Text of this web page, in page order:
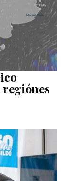
regiónes